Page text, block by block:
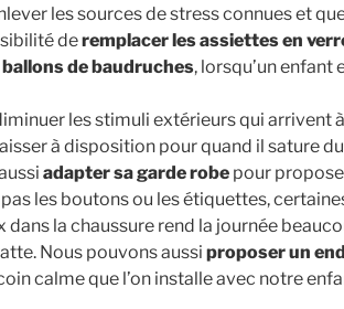
les sources de stress connues et
deremplacer les assiettes en
de baudruches, lorsqu’un enfant
les stimuli extérieurs qui arrivent
à disposition pour quand il sature
adapter sa garde robe pour
les boutons ou les étiquettes,
la chaussure rend la journée
Nous pouvons aussi proposer un
calme que l’on installe avec notre